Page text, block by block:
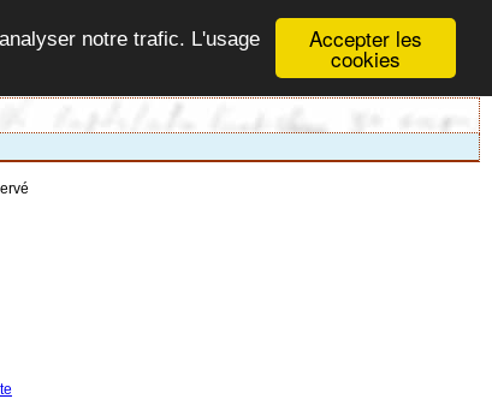
Accepter les
cookies
notre trafic. L'usage